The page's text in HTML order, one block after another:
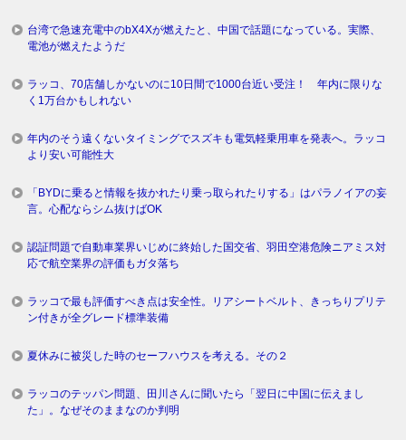
台湾で急速充電中のbX4Xが燃えたと、中国で話題になっている。実際、
電池が燃えたようだ
ラッコ、70店舗しかないのに10日間で1000台近い受注！ 年内に限りな
く1万台かもしれない
年内のそう遠くないタイミングでスズキも電気軽乗用車を発表へ。ラッコ
より安い可能性大
「BYDに乗ると情報を抜かれたり乗っ取られたりする」はパラノイアの妄
言。心配ならシム抜けばOK
認証問題で自動車業界いじめに終始した国交省、羽田空港危険ニアミス対
応で航空業界の評価もガタ落ち
ラッコで最も評価すべき点は安全性。リアシートベルト、きっちりプリテ
ン付きが全グレード標準装備
夏休みに被災した時のセーフハウスを考える。その２
ラッコのテッパン問題、田川さんに聞いたら「翌日に中国に伝えまし
た」。なぜそのままなのか判明